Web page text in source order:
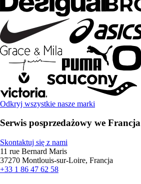
Odkryj wszystkie nasze marki
Serwis posprzedażowy we Francja
Skontaktuj się z nami
11 rue Bernard Maris
37270 Montlouis-sur-Loire, Francja
+33 1 86 47 62 58